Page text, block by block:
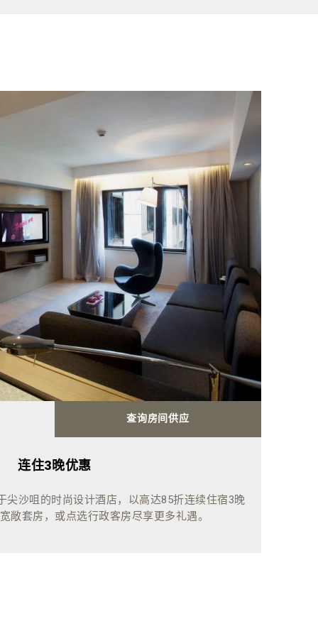
查询房间供应
连住3晚优惠
尖沙咀的时尚设计酒店，以高达85折连续住宿3晚
敞套房，或点选行政客房尽享更多礼遇。